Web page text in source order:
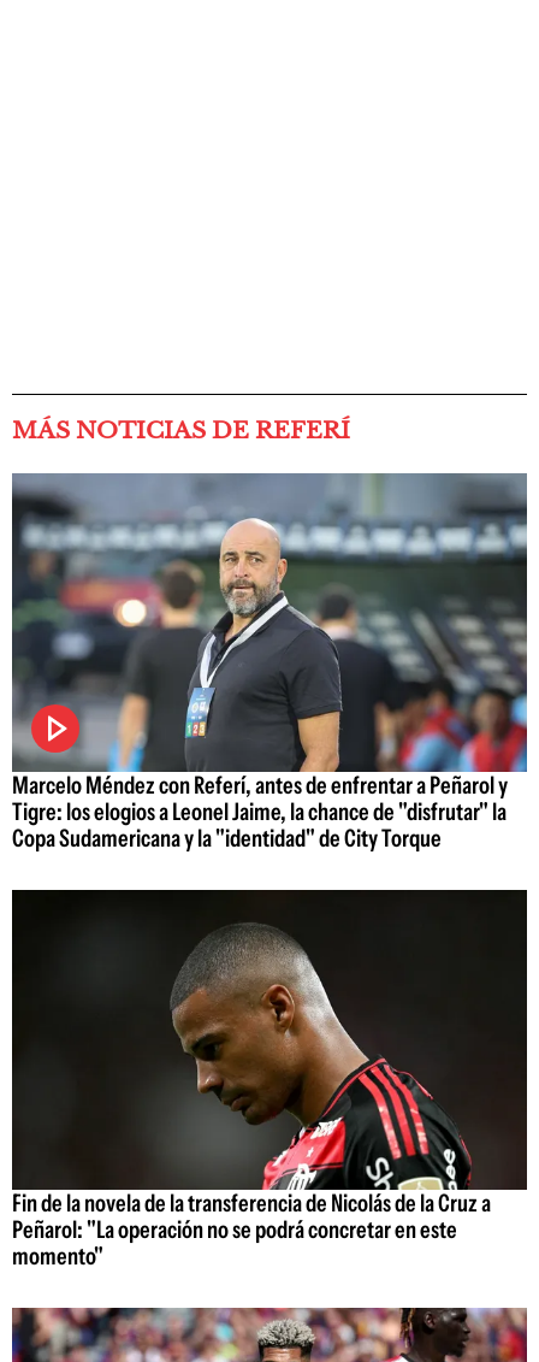
MÁS NOTICIAS DE REFERÍ
Marcelo Méndez con Referí, antes de enfrentar a Peñarol y
Tigre: los elogios a Leonel Jaime, la chance de "disfrutar" la
Copa Sudamericana y la "identidad" de City Torque
Fin de la novela de la transferencia de Nicolás de la Cruz a
Peñarol: "La operación no se podrá concretar en este
momento"